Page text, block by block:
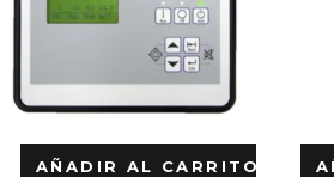
AÑADIR AL CARRITO